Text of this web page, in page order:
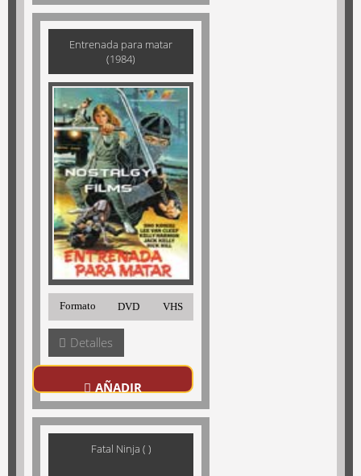
Entrenada para matar
(1984)
Formato DVD VHS
Detalles
AÑADIR
Fatal Ninja ( )